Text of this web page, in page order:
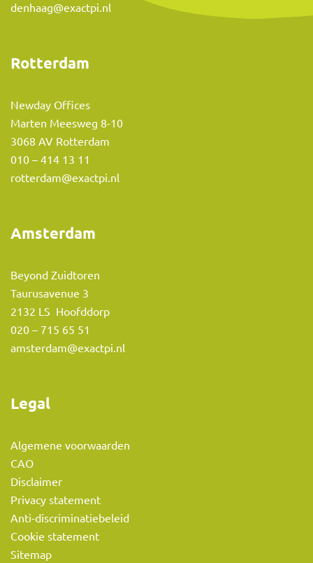
denhaag@exactpi.nl
Rotterdam
Newday Offices
Marten Meesweg 8-10
3068 AV Rotterdam
010 – 414 13 11
rotterdam@exactpi.nl
Amsterdam
Beyond Zuidtoren
Taurusavenue 3
2132 LS Hoofddorp
020 – 715 65 51
amsterdam@exactpi.nl
Legal
Algemene voorwaarden
CAO
Disclaimer
Privacy statement
Anti-discriminatiebeleid
Cookie statement
Sitemap